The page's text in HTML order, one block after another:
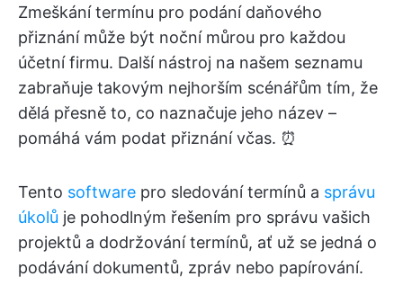
Zmeškání termínu pro podání daňového
přiznání může být noční můrou pro každou
účetní firmu. Další nástroj na našem seznamu
zabraňuje takovým nejhorším scénářům tím, že
dělá přesně to, co naznačuje jeho název –
pomáhá vám podat přiznání včas. ⏰
Tento software pro sledování termínů a správu
úkolů je pohodlným řešením pro správu vašich
projektů a dodržování termínů, ať už se jedná o
podávání dokumentů, zpráv nebo papírování.